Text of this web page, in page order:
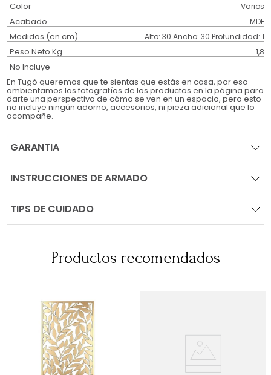
Color Varios
Acabado MDF
Medidas (en cm) Alto: 30 Ancho: 30 Profundidad: 1
Peso Neto Kg. 1,8
No Incluye
En Tugó queremos que te sientas que estás en casa, por eso
ambientamos las fotografías de los productos en la página para
darte una perspectiva de cómo se ven en un espacio, pero esto
no incluye ningún adorno, accesorios, ni pieza adicional que lo
acompañe.
GARANTIA
INSTRUCCIONES DE ARMADO
TIPS DE CUIDADO
Productos recomendados